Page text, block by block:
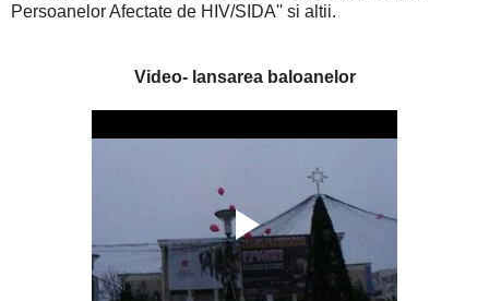
Persoanelor Afectate de HIV/SIDA'' si altii.
Video- lansarea baloanelor